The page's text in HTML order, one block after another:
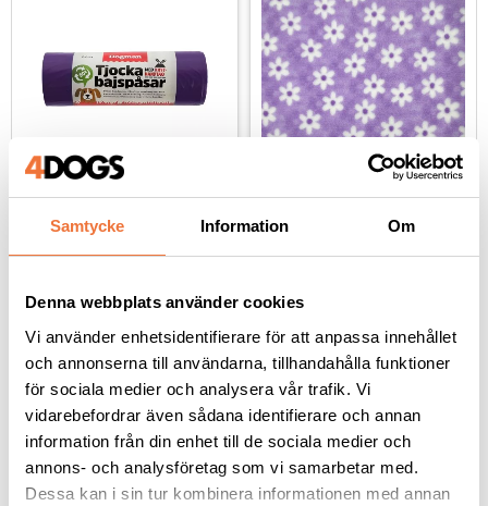
Samtycke Information Om
Denna webbplats använder cookies
Vi använder enhetsidentifierare för att anpassa innehållet
och annonserna till användarna, tillhandahålla funktioner
för sociala medier och analysera vår trafik. Vi
vidarebefordrar även sådana identifierare och annan
information från din enhet till de sociala medier och
annons- och analysföretag som vi samarbetar med.
Dessa kan i sin tur kombinera informationen med annan
Dogman bajspåsar
med knythandtag 50-
pack - Lila
22,5 x 28 cm
29kr
Vetbed Daisy - Lila med
vita blommor
Tjocklek ca 28 mm. Finns i tre storlekar
119
Senaste besökta produkter